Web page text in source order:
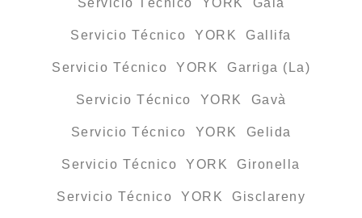
Servicio Técnico YORK Gaià
Servicio Técnico YORK Gallifa
Servicio Técnico YORK Garriga (La)
Servicio Técnico YORK Gavà
Servicio Técnico YORK Gelida
Servicio Técnico YORK Gironella
Servicio Técnico YORK Gisclareny